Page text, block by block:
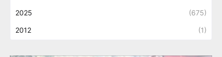
2025 (675)
2012 (1)